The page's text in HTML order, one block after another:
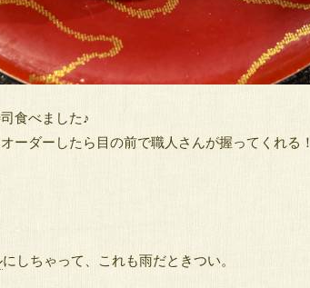
食べました♪
ーダーしたら目の前で職人さんが握ってくれる！
にしちゃって、これも雨だときつい。